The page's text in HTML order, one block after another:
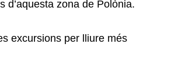
d’aquesta zona de Polònia.
excursions per lliure més